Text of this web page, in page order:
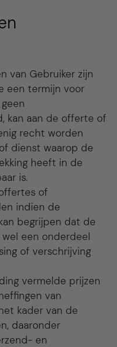
van Gebruiker zijn
een termijn voor
kan aan de offerte of
recht worden
dienst waarop de
heeft in de
is.
of
indien de
begrijpen dat de
een onderdeel
of verschrijving
vermelde prijzen
van
kader van de
daaronder
en